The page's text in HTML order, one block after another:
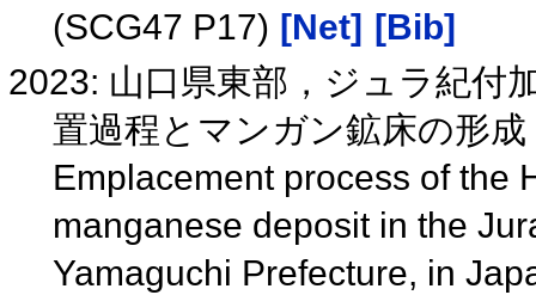
(SCG47 P17) [Net] [Bib]
2023: 山口県東部，ジュラ紀付
置過程とマンガン鉱床の形成
Emplacement process of the
manganese deposit in the
Yamaguchi Prefecture, in